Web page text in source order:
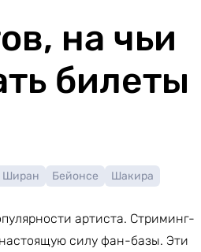
на чьи
билеты
Ширан Бейонсе
Шакира
артиста. Стриминг-
силу фан-базы. Эти